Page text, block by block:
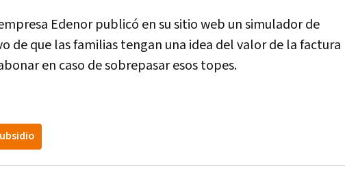
Edenor publicó en su sitio web un simulador de
de que las familias tengan una idea del valor de la factura
en caso de sobrepasar esos topes.